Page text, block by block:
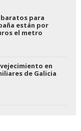
baratos para
están por
el metro
en
de Galicia